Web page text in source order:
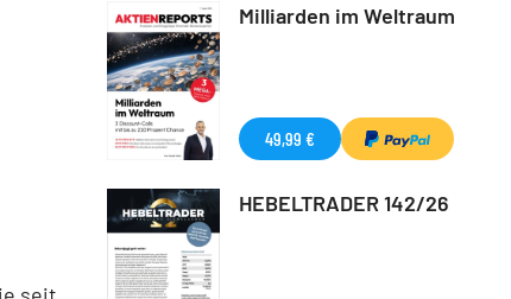
Milliarden im Weltraum
49,99 €
HEBELTRADER 142/26